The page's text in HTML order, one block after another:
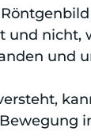
und nicht,
und